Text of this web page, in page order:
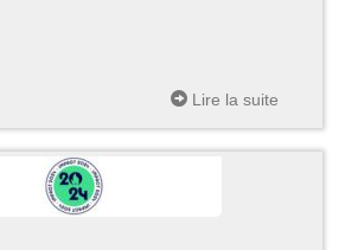
Lire la suite